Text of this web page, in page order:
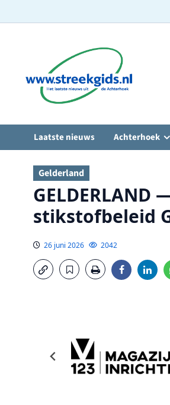
inhoud
Laatste nieuws Achterhoek
Gelderland
stikstofbeleid
26 juni 2026 2042